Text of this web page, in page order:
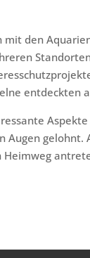
mit den
entdeckten
Augen
Heimweg